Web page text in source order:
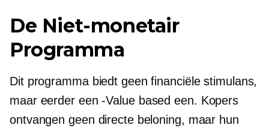
De Niet-monetair
Programma
Dit programma biedt geen financiële stimulans,
maar eerder een-Value based een. Kopers
ontvangen geen directe beloning, maar hun